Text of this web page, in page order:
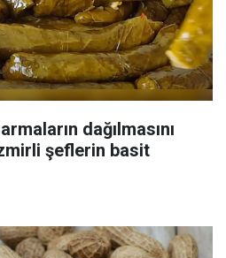
dağılmasını
şeflerin basit